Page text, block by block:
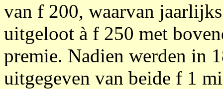
van f 200, waarvan
uitgeloot à f 250 met
premie. Nadien werden in
uitgegeven van beide f 1